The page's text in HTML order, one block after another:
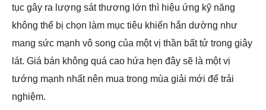
tục gây ra lượng sát thương lớn thì hiệu ứng kỹ năng
không thể bị chọn làm mục tiêu khiến hắn dường như
mang sức mạnh vô song của một vị thần bất tử trong giây
lát. Giá bán không quá cao hứa hẹn đây sẽ là một vị
tướng mạnh nhất nên mua trong mùa giải mới để trải
nghiệm.